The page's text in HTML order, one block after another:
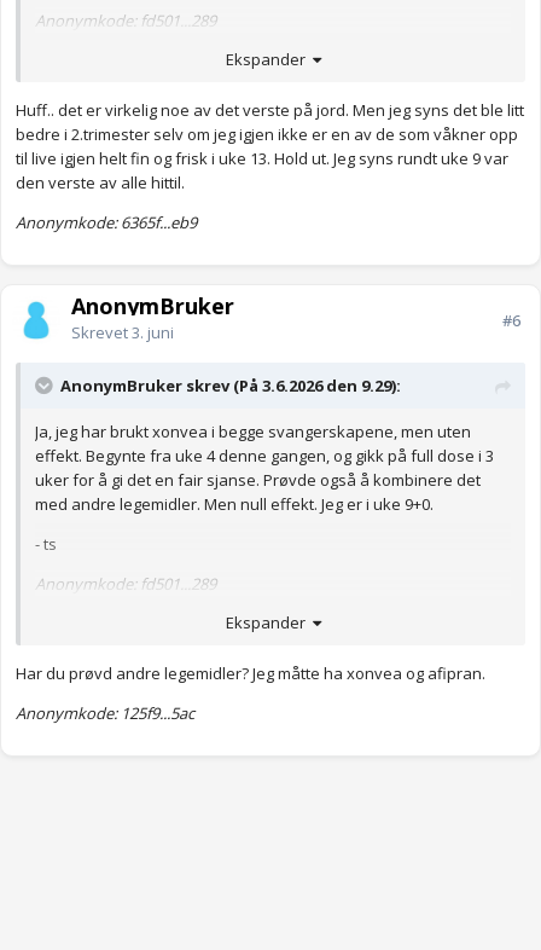
Anonymkode: fd501...289
Ekspander
Huff.. det er virkelig noe av det verste på jord. Men jeg syns det ble litt
bedre i 2.trimester selv om jeg igjen ikke er en av de som våkner opp
til live igjen helt fin og frisk i uke 13. Hold ut. Jeg syns rundt uke 9 var
den verste av alle hittil.
Anonymkode: 6365f...eb9
AnonymBruker
Skrevet3. juni
#6
AnonymBruker skrev (På 3.6.2026 den 9.29):
Ja, jeg har brukt xonvea i begge svangerskapene, men uten
effekt. Begynte fra uke 4 denne gangen, og gikk på full dose i 3
uker for å gi det en fair sjanse. Prøvde også å kombinere det
med andre legemidler. Men null effekt. Jeg er i uke 9+0.
- ts
Anonymkode: fd501...289
Ekspander
Har du prøvd andre legemidler? Jeg måtte ha xonvea og afipran.
Anonymkode: 125f9...5ac